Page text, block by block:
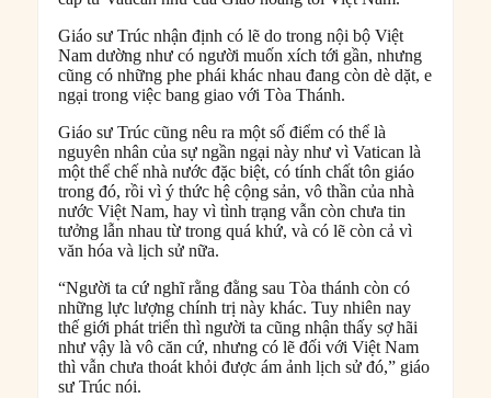
Giáo sư Trúc nhận định có lẽ do trong nội bộ Việt
Nam dường như có người muốn xích tới gần, nhưng
cũng có những phe phái khác nhau đang còn dè dặt, e
ngại trong việc bang giao với Tòa Thánh.
Giáo sư Trúc cũng nêu ra một số điểm có thể là
nguyên nhân của sự ngần ngại này như vì Vatican là
một thể chế nhà nước đặc biệt, có tính chất tôn giáo
trong đó, rồi vì ý thức hệ cộng sản, vô thần của nhà
nước Việt Nam, hay vì tình trạng vẫn còn chưa tin
tưởng lẫn nhau từ trong quá khứ, và có lẽ còn cả vì
văn hóa và lịch sử nữa.
“Người ta cứ nghĩ rằng đằng sau Tòa thánh còn có
những lực lượng chính trị này khác. Tuy nhiên nay
thế giới phát triển thì người ta cũng nhận thấy sợ hãi
như vậy là vô căn cứ, nhưng có lẽ đối với Việt Nam
thì vẫn chưa thoát khỏi được ám ảnh lịch sử đó,” giáo
sư Trúc nói.